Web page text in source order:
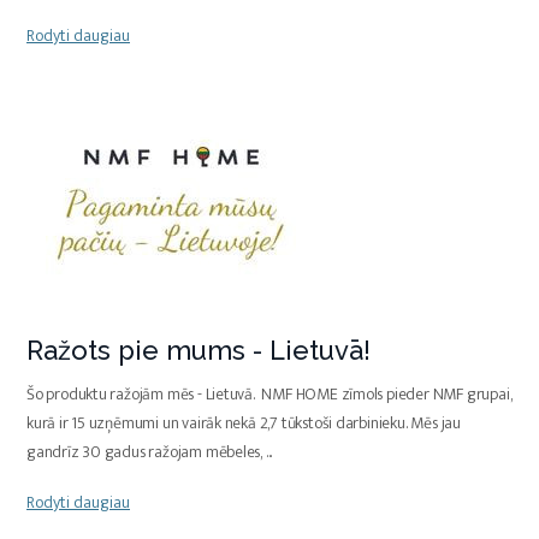
Rodyti daugiau
Ražots pie mums - Lietuvā!
Šo produktu ražojām mēs - Lietuvā. NMF HOME zīmols pieder NMF grupai,
kurā ir 15 uzņēmumi un vairāk nekā 2,7 tūkstoši darbinieku. Mēs jau
gandrīz 30 gadus ražojam mēbeles,...
Rodyti daugiau